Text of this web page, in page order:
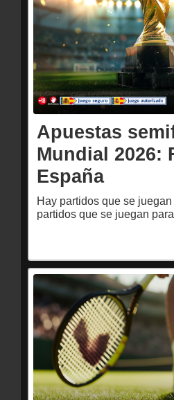
Apuestas
Mundial 2026:
España
Hay partidos que se
partidos que se juegan